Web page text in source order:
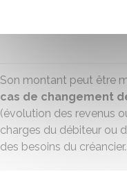
Son montant peut être
cas de changement
(évolution des revenus
charges du débiteur ou
des besoins du